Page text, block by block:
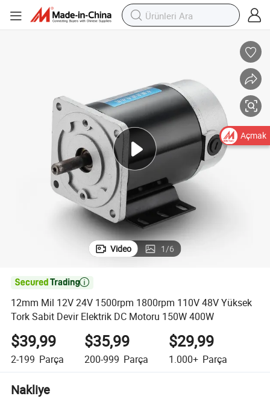
Video 1/6

12mm Mil 12V 24V 1500rpm 1800rpm 110V 48V Yüksek
Tork Sabit Devir Elektrik DC Motoru 150W 400W
$39,99
2-199 Parça
$35,99
200-999 Parça
$29,99
1.000+ Parça
Nakliye
Açmak